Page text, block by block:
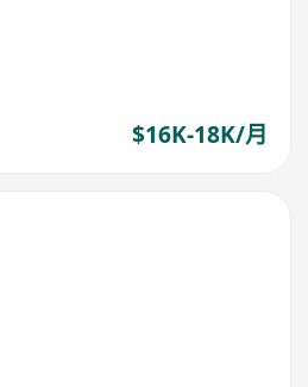
$16K-18K/月